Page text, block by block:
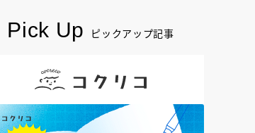
Pick Up ピックアップ記事